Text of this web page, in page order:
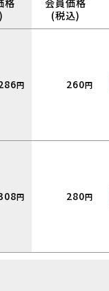
格
会員価格
(税込)
円 260円
円 280円